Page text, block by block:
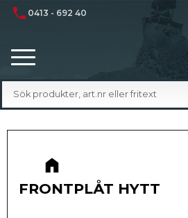
phone 0413 - 692 40
FRONTPLÅT HYTT